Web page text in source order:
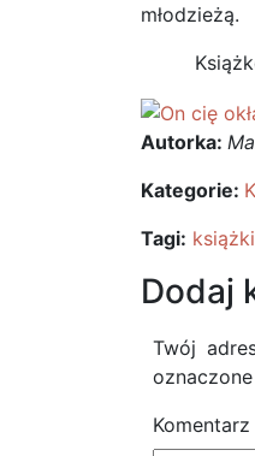
młodzieżą.
Autorka:
Kategorie:
Tagi:
Dodaj
Twój
oznaczone
Komentarz